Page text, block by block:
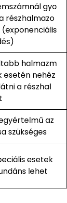
gyo
részhalmazo
(exponenciális
halmazm
esetén nehéz
a részhal
az
szükséges
esetek
lehet